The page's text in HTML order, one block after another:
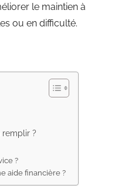
le maintien à
ou en difficulté.
remplir ?
?
aide financière ?